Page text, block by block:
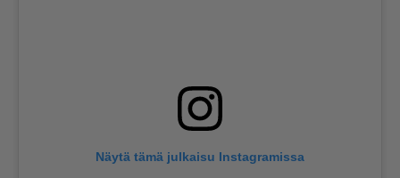
Näytä tämä julkaisu Instagramissa